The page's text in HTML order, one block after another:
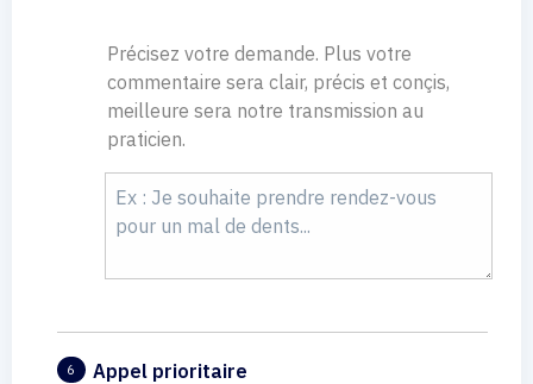
Précisez votre demande. Plus votre
commentaire sera clair, précis et conçis,
meilleure sera notre transmission au
praticien.
6 Appel prioritaire